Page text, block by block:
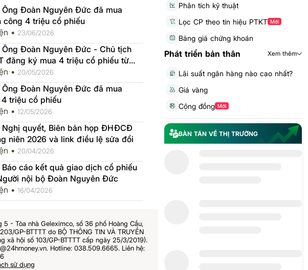
Ông Đoàn Nguyên Đức đã mua
công 4 triệu cổ phiếu
• 23/06/2026
Ông Đoàn Nguyên Đức - Chủ tịch
từ
5
• 20/05/2026
Ông Đoàn Nguyên Đức đã mua
triệu cổ phiếu
• 12/05/2026
Nghị quyết, Biên bản họp ĐHĐCĐ
niên 2026 và link điều lệ sửa đổi
• 20/04/2026
Báo cáo kết quả giao dịch cổ phiếu
nội bộ Đoàn Nguyên Đức
• 16/04/2026
- Tòa nhà Geleximco, số 36 phố Hoàng Cầu,
GP-BTTTT do BỘ THÔNG TIN VÀ TRUYỀN
xã hội số 103/GP-BTTTT cấp ngày 25/3/2019).
Hotline: 038.509.6665. Liên hệ:
sử dụng
Phân tích kỹ thuật
Lọc CP theo tín hiệu PTKT Mới
Bảng giá chứng khoán
Phát triển bản thân Xem thêm
Lãi suất ngân hàng nào cao nhất?
Giá vàng
Cộng đồng Mới
BÀN TÁN VỀ THỊ TRƯỜNG